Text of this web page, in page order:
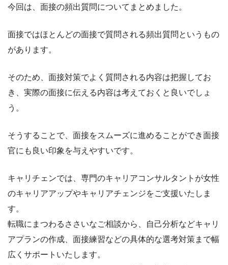
今回は、面接の頻出質問についてまとめました。
面接ではほとんどの面接で質問される頻出質問というもの
があります。
そのため、面接対策でよく質問される内容は把握してお
き、実際の面接に伝える内容は考えておくと良いでしょ
う。
そうすることで、面接をスムーズに進めることができ面接
官にも良い印象を与えやすいです。
キャリチェンでは、専門のキャリアコンサルタントが女性
のキャリアアップやキャリアチェンジをご支援いたしま
す。
転職にまつわるささいなご相談から、自己分析などキャリ
アプランの作成、面接練習などの具体的な選考対策まで幅
広くサポートいたします。